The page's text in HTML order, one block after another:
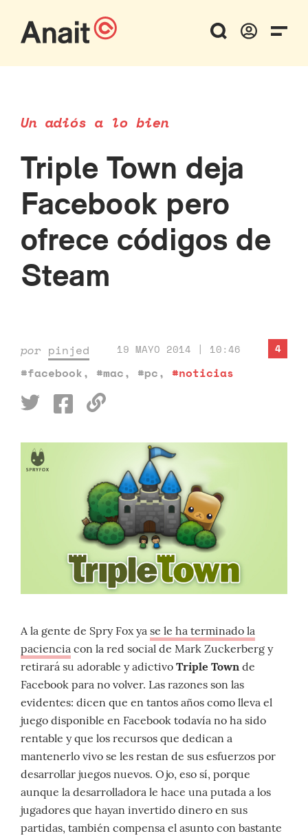
Un adiós a lo bien
Triple Town deja
Facebook pero
ofrece códigos de
Steam
por pinjed 19 MAYO 2014 | 10:46
#facebook, #mac, #pc, #noticias
4
A la gente de Spry Fox ya se le ha terminado la
paciencia con la red social de Mark Zuckerberg y
retirará su adorable y adictivo Triple Town de
Facebook para no volver. Las razones son las
evidentes: dicen que en tantos años como lleva el
juego disponible en Facebook todavía no ha sido
rentable y que los recursos que dedican a
mantenerlo vivo se les restan de sus esfuerzos por
desarrollar juegos nuevos. Ojo, eso sí, porque
aunque la desarrolladora le hace una putada a los
jugadores que hayan invertido dinero en sus
partidas, también compensa el asunto con bastante